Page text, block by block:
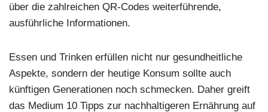
über die zahlreichen QR-Codes weiterführende,
ausführliche Informationen.
Essen und Trinken erfüllen nicht nur gesundheitliche
Aspekte, sondern der heutige Konsum sollte auch
künftigen Generationen noch schmecken. Daher greift
das Medium 10 Tipps zur nachhaltigeren Ernährung auf